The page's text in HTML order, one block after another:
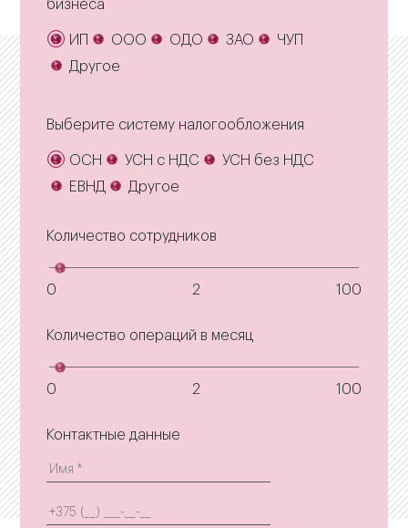
бизнеса
ИП ООО ОДО ЗАО
ЧУП
Другое
Выберите систему налогообложения
ОСН УСН с НДС
УСН без НДС
ЕВНД
Другое
Количество сотрудников
0 2 100
Количество операций в месяц
0 2 100
Контактные данные